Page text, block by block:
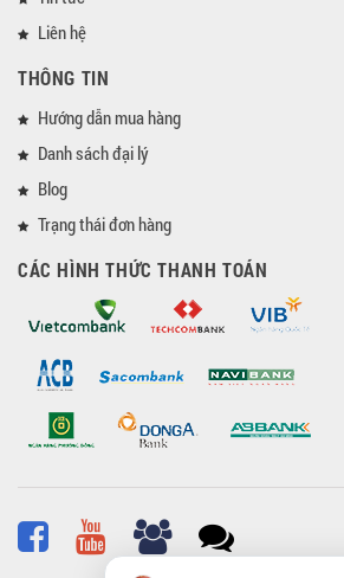
Liên hệ
THÔNG TIN
Hướng dẫn mua hàng
Danh sách đại lý
Blog
Trạng thái đơn hàng
CÁC HÌNH THỨC THANH TOÁN